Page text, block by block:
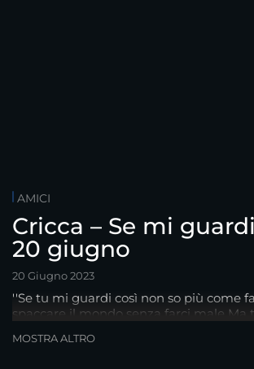
AMICI
Cricca – Se mi
20 giugno
20 Giugno 2023
''Se tu mi guardi così non so più come
spaccare il mondo senza farci male Ma
MOSTRA ALTRO